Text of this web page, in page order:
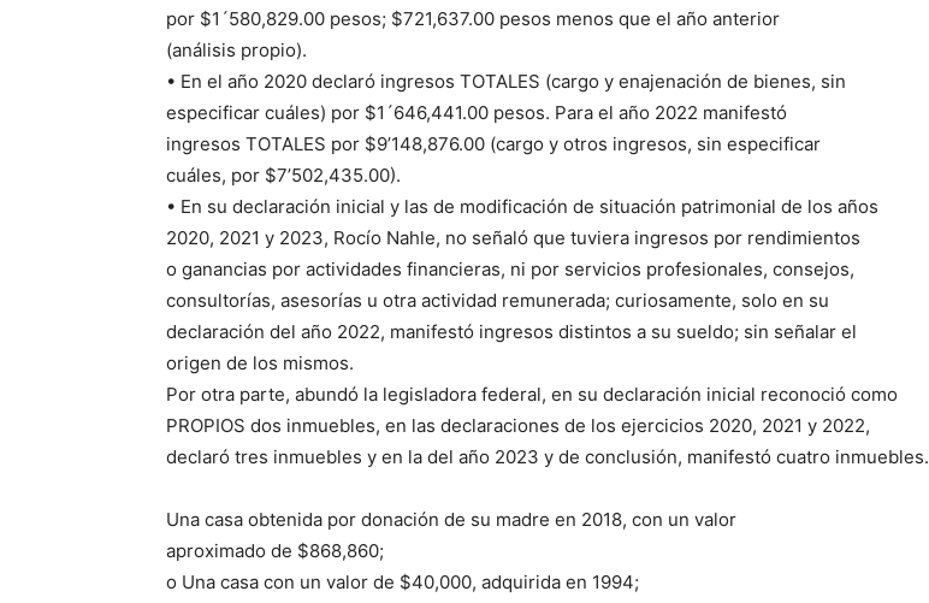
por $1´580,829.00 pesos; $721,637.00 pesos menos que el año anterior
(análisis propio).
• En el año 2020 declaró ingresos TOTALES (cargo y enajenación de bienes, sin
especificar cuáles) por $1´646,441.00 pesos. Para el año 2022 manifestó
ingresos TOTALES por $9’148,876.00 (cargo y otros ingresos, sin especificar
cuáles, por $7’502,435.00).
• En su declaración inicial y las de modificación de situación patrimonial de los años
2020, 2021 y 2023, Rocío Nahle, no señaló que tuviera ingresos por rendimientos
o ganancias por actividades financieras, ni por servicios profesionales, consejos,
consultorías, asesorías u otra actividad remunerada; curiosamente, solo en su
declaración del año 2022, manifestó ingresos distintos a su sueldo; sin señalar el
origen de los mismos.
Por otra parte, abundó la legisladora federal, en su declaración inicial reconoció como
PROPIOS dos inmuebles, en las declaraciones de los ejercicios 2020, 2021 y 2022,
declaró tres inmuebles y en la del año 2023 y de conclusión, manifestó cuatro inmuebles.
Una casa obtenida por donación de su madre en 2018, con un valor
aproximado de $868,860;
o Una casa con un valor de $40,000, adquirida en 1994;